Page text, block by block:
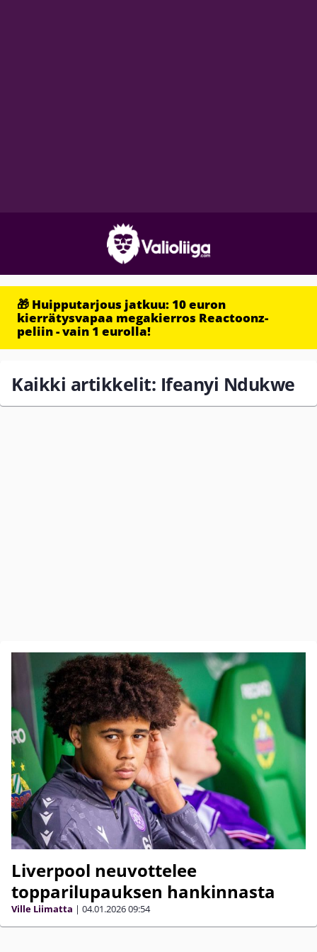
🎁 Huipputarjous jatkuu: 10 euron
kierrätysvapaa megakierros Reactoonz-
peliin - vain 1 eurolla!
Kaikki artikkelit: Ifeanyi Ndukwe
Liverpool neuvottelee
topparilupauksen hankinnasta
Ville Liimatta | 04.01.202609:54